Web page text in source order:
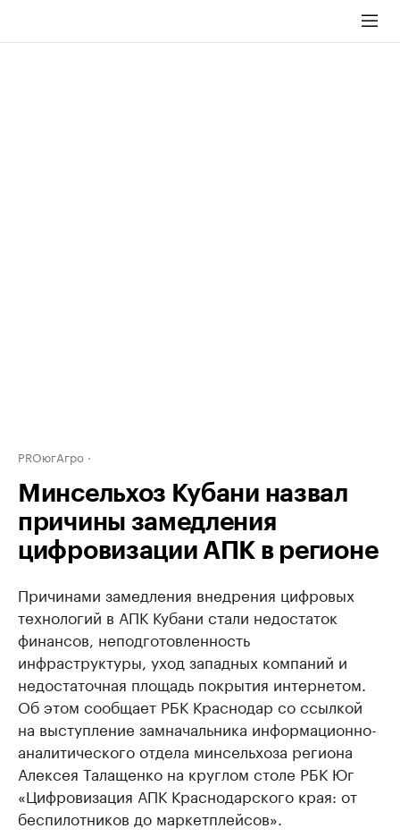
PROюгАгро
Минсельхоз Кубани назвал
причины замедления
цифровизации АПК в регионе
Причинами замедления внедрения цифровых
технологий в АПК Кубани стали недостаток
финансов, неподготовленность
инфраструктуры, уход западных компаний и
недостаточная площадь покрытия интернетом.
Об этом сообщает РБК Краснодар со ссылкой
на выступление замначальника информационно-
аналитического отдела минсельхоза региона
Алексея Талащенко на круглом столе РБК Юг
«Цифровизация АПК Краснодарского края: от
беспилотников до маркетплейсов».